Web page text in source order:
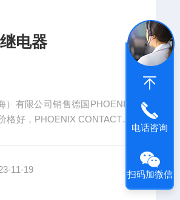
电器
有限公司销售德国PHOENIX
好，PHOENIX CONTACT菲
11-19
电话咨询
扫码加微信